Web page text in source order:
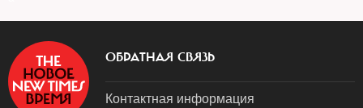
ОБРАТНАЯ СВЯЗЬ
Контактная информация